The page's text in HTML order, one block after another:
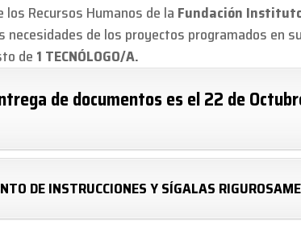
los Recursos Humanos de la Fundación
necesidades de los proyectos programados en
de 1 TECNÓLOGO/A.
de documentos es el 22 de
DE INSTRUCCIONES Y SÍGALAS